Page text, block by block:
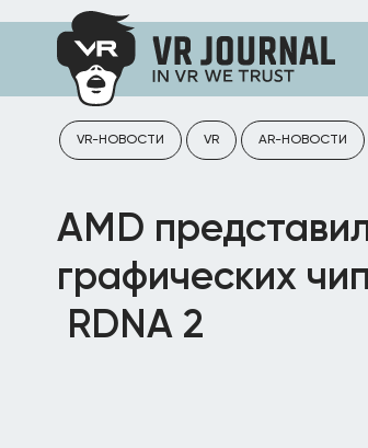
VR-НОВОСТИ VR AR-НОВОСТИ
AMD
графических
RDNA 2